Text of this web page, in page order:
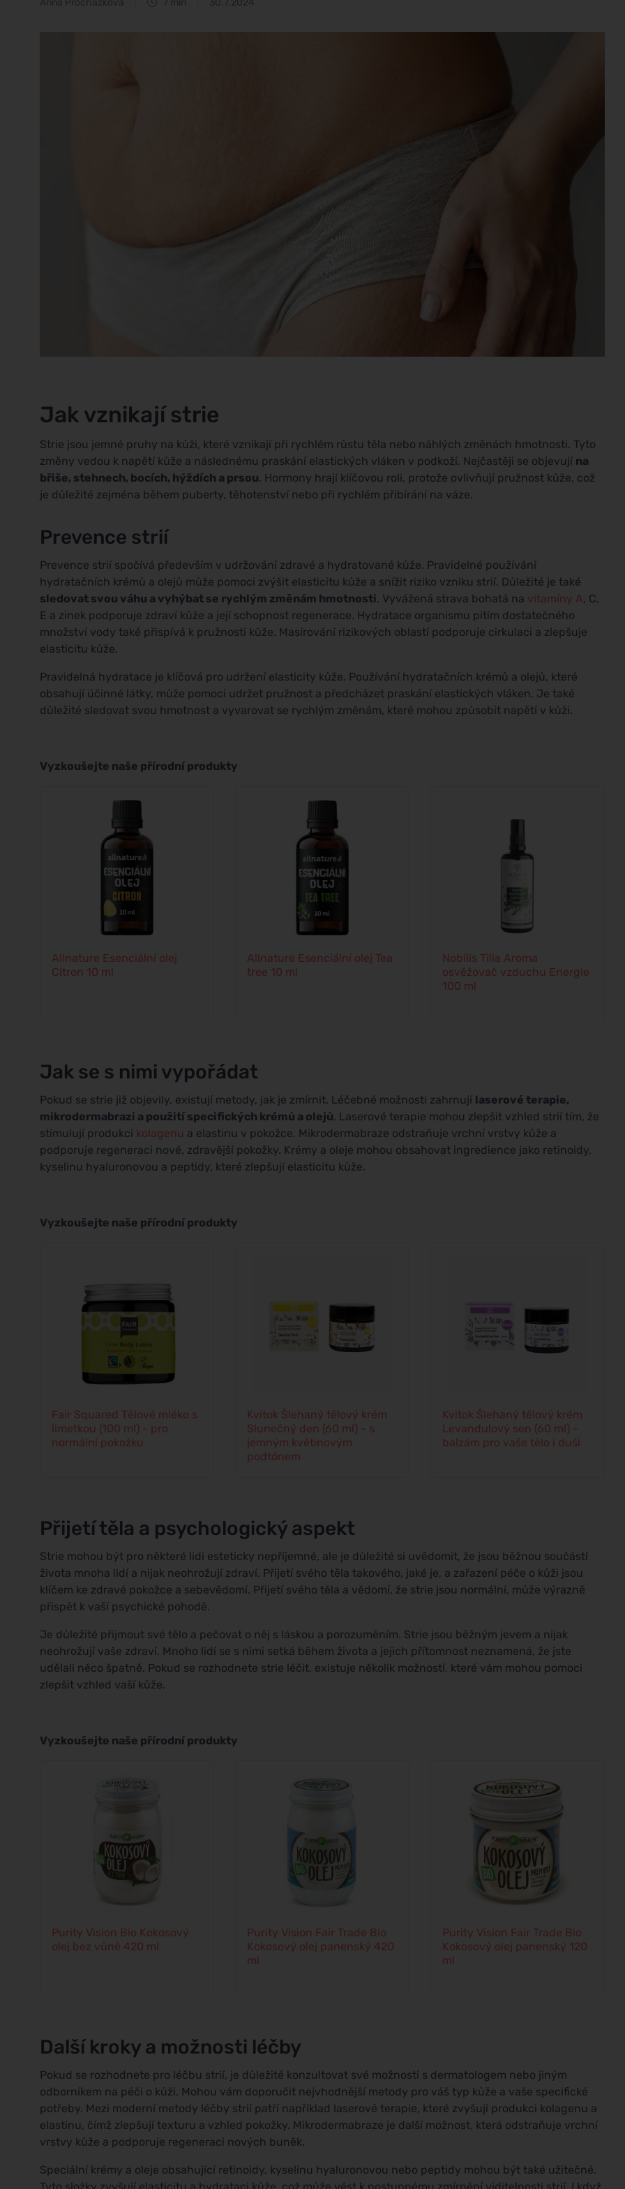
Jak vznikají strie
Strie jsou jemné pruhy na kůži, které vznikají při rychlém růstu těla nebo náhlých změnách hmotnosti. Tyto
změny vedou k napětí kůže a následnému praskání elastických vláken v podkoží. Nejčastěji se objevují na
břiše, stehnech, bocích, hýždích a prsou. Hormony hrají klíčovou roli, protože ovlivňují pružnost kůže, což
je důležité zejména během puberty, těhotenství nebo při rychlém přibírání na váze.
Prevence strií
Prevence strií spočívá především v udržování zdravé a hydratované kůže. Pravidelné používání
hydratačních krémů a olejů může pomoci zvýšit elasticitu kůže a snížit riziko vzniku strií. Důležité je také
sledovat svou váhu a vyhýbat se rychlým změnám hmotnosti. Vyvážená strava bohatá na vitamíny A, C,
E a zinek podporuje zdraví kůže a její schopnost regenerace. Hydratace organismu pitím dostatečného
množství vody také přispívá k pružnosti kůže. Masírování rizikových oblastí podporuje cirkulaci a zlepšuje
elasticitu kůže.
Pravidelná hydratace je klíčová pro udržení elasticity kůže. Používání hydratačních krémů a olejů, které
obsahují účinné látky, může pomoci udržet pružnost a předcházet praskání elastických vláken. Je také
důležité sledovat svou hmotnost a vyvarovat se rychlým změnám, které mohou způsobit napětí v kůži.
Vyzkoušejte naše přírodní produkty
Allnature Esenciální olej
Citron 10 ml
Allnature Esenciální olej Tea
tree 10 ml
Nobilis Tilia Aroma
osvěžovač vzduchu Energie
100 ml
Jak se s nimi vypořádat
Pokud se strie již objevily, existují metody, jak je zmírnit. Léčebné možnosti zahrnují laserové terapie,
mikrodermabrazi a použití specifických krémů a olejů. Laserové terapie mohou zlepšit vzhled strií tím, že
stimulují produkci kolagenu a elastinu v pokožce. Mikrodermabraze odstraňuje vrchní vrstvy kůže a
podporuje regeneraci nové, zdravější pokožky. Krémy a oleje mohou obsahovat ingredience jako retinoidy,
kyselinu hyaluronovou a peptidy, které zlepšují elasticitu kůže.
Vyzkoušejte naše přírodní produkty
Fair Squared Tělové mléko s
limetkou (100 ml) - pro
normální pokožku
Kvitok Šlehaný tělový krém
Slunečný den (60 ml) - s
jemným květinovým
podtónem
Kvitok Šlehaný tělový krém
Levandulový sen (60 ml) -
balzám pro vaše tělo i duši
Přijetí těla a psychologický aspekt
Strie mohou být pro některé lidi esteticky nepříjemné, ale je důležité si uvědomit, že jsou běžnou součástí
života mnoha lidí a nijak neohrožují zdraví. Přijetí svého těla takového, jaké je, a zařazení péče o kůži jsou
klíčem ke zdravé pokožce a sebevědomí. Přijetí svého těla a vědomí, že strie jsou normální, může výrazně
přispět k vaší psychické pohodě.
Je důležité přijmout své tělo a pečovat o něj s láskou a porozuměním. Strie jsou běžným jevem a nijak
neohrožují vaše zdraví. Mnoho lidí se s nimi setká během života a jejich přítomnost neznamená, že jste
udělali něco špatně. Pokud se rozhodnete strie léčit, existuje několik možností, které vám mohou pomoci
zlepšit vzhled vaší kůže.
Vyzkoušejte naše přírodní produkty
Purity Vision Bio Kokosový
olej bez vůně 420 ml
Purity Vision Fair Trade Bio
Kokosový olej panenský 420
ml
Purity Vision Fair Trade Bio
Kokosový olej panenský 120
ml
Další kroky a možnosti léčby
Pokud se rozhodnete pro léčbu strií, je důležité konzultovat své možnosti s dermatologem nebo jiným
odborníkem na péči o kůži. Mohou vám doporučit nejvhodnější metody pro váš typ kůže a vaše specifické
potřeby. Mezi moderní metody léčby strií patří například laserové terapie, které zvyšují produkci kolagenu a
elastinu, čímž zlepšují texturu a vzhled pokožky. Mikrodermabraze je další možnost, která odstraňuje vrchní
vrstvy kůže a podporuje regeneraci nových buněk.
Speciální krémy a oleje obsahující retinoidy, kyselinu hyaluronovou nebo peptidy mohou být také užitečné.
Tyto složky zvyšují elasticitu a hydrataci kůže, což může vést k postupnému zmírnění viditelnosti strií. I když